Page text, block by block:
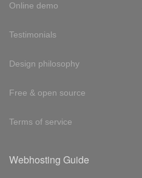
Online demo
Testimonials
Design philosophy
Free & open source
Terms of service
Webhosting Guide